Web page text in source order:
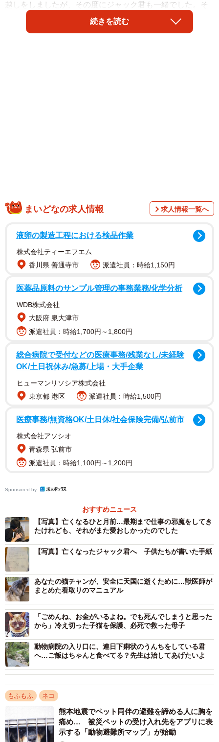
越しをしましたが、その度にジャック君も一緒でした。そ
してAさんが故郷から遠く離れたところにお嫁入りされた際
もジャック君と一緒。やがて家族が増え、ジャック君が亡
◇ ◇
もうすぐ15歳になろうとしていた冬の終わりのある日、ジ
ャック君は食べたドライフードを丸ごと嘔吐しました。そ
れまでは少しでも不調があると早めに動物病院へ連れて行
くAさんだったのですが、今回に限っては、かなり忙しくて
時間がとれず、5日後に気づくと食欲が落ちてあまり動かな
くなっていて、慌てて病院へ連れて行ったそうです。
血液検査をして、重度の腎不全と診断されました。獣医師
からはこのまま入院治療を提案されました。唐突な出来事
に動揺し、Aさんは言われるがままにジャック君を入院させ
ました。ところが、入院中のジャック君は暴れてなかなか
スムーズに点滴できず、いったん帰宅することとなりまし
た。しかし、やはりいつもの食べっぷりではないので再度
ではいきませんでした。
退院時に獣医師から、自宅で投薬と皮下点滴をするように
指示されたのですが、ジャック君は激しく抵抗して点滴は
て皮下点滴をすることになりましたが、その通院もだんだ
ジャック君を連れて行くと、良くなるどころか、かえって
疲れて元気が無いようにAさんには思えました。Aさんは、
動物病院に連れて行かずに放置してしまった5日間をとても
後悔しました。その5日間は本当に忙しくて睡眠時間も十分
とれていなかったのに、ジャック君は朝早くにAさんを起こ
しに来ました。そのときAさんは思わず「うるさーい！」と
怒ってしまったのでした。
「あの時、私が怒ったから腎不全になったのだろうか？
（そんなことはありません）」
「朝起こしに来たのは、僕はしんどいんです～と訴えてい
たんだろうか？（それはあるかも知れません）」
「5日間、動物病院に連れて行かなかったから腎不全になっ
たのだろうか？（以前から少しづつ少しづつ病気が進行し
ていたのです）」
続きを読む
まいどなの求人情報 求人情報一覧へ
液卵の製造工程における検品作業
株式会社ティーエフエム
香川県 善通寺市
派遣社員：時給1,150円
医薬品原料のサンプル管理の事務業務/化学分析
WDB株式会社
大阪府 泉大津市
派遣社員：時給1,700円～1,800円
総合病院で受付などの医療事務/残業なし/未経験
OK/土日祝休み/急募/上場・大手企業
ヒューマンリソシア株式会社
東京都 港区
派遣社員：時給1,500円
医療事務/無資格OK/土日休/社会保険完備/弘前市
株式会社アソシオ
青森県 弘前市
派遣社員：時給1,100円～1,200円
Sponsored by
おすすめニュース
【写真】亡くなるひと月前…最期まで仕事の邪魔をしてき
たけれども、それがまた愛おしかったのでした
【写真】亡くなったジャック君へ 子供たちが書いた手紙
あなたの猫チャンが、安全に天国に逝くために…獣医師が
まとめた看取りのマニュアル
「ごめんね、お金がいるよね。でも死んでしまうと思った
から」冷え切った子猫を保護、必死で救った母子
動物病院の入り口に、連日下痢状のうんちをしている君
へ…ご飯はちゃんと食べてる？先生は治してあげたいよ
もふもふ ネコ
熊本地震でペット同伴の避難を諦める人に胸を
痛め… 被災ペットの受け入れ先をアプリに表
示する「動物避難所マップ」が始動